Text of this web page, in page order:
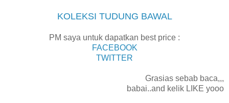
KOLEKSI TUDUNG BAWAL
PM saya untuk dapatkan best price :
FACEBOOK
TWITTER
Grasias sebab baca,,,
babai..and kelik LIKE yooo